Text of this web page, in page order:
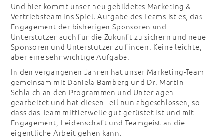
Und hier kommt unser neu gebildetes Marketing &
Vertriebsteam ins Spiel. Aufgabe des Teams ist es, das
Engagement der bisherigen Sponsoren und
Unterstützer auch für die Zukunft zu sichern und neue
Sponsoren und Unterstützer zu finden. Keine leichte,
aber eine sehr wichtige Aufgabe.
In den vergangenen Jahren hat unser Marketing-Team
gemeinsam mit Daniela Bamberg und Dr. Martin
Schlaich an den Programmen und Unterlagen
gearbeitet und hat diesen Teil nun abgeschlossen, so
dass das Team mittlerweile gut gerüstet ist und mit
Engagement, Leidenschaft und Teamgeist an die
eigentliche Arbeit gehen kann.